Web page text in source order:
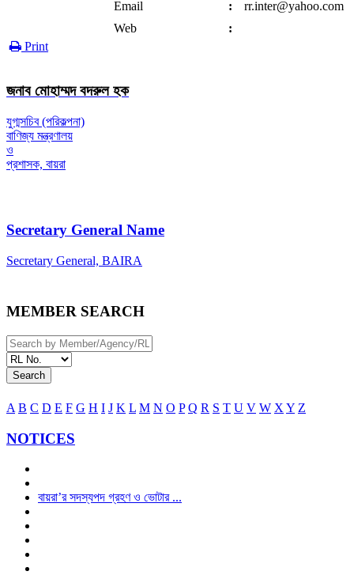
Email
:
rr.inter@yahoo.com
Web
:
Print
জনাব মোহাম্মদ বদরুল হক
যুগ্মসচিব (পরিকল্পনা)
বাণিজ্য মন্ত্রণালয়
ও
প্রশাসক, বায়রা
Secretary General Name
Secretary General, BAIRA
MEMBER SEARCH
Search
A B C D E F G H I J K L M N O P Q R S T U V W X Y Z
NOTICES
বায়রা’র সদস্যপদ গ্রহণ ও ভোটার ...